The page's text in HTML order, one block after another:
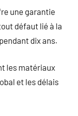
une garantie
défaut lié à la
dix ans.
les matériaux
et les délais